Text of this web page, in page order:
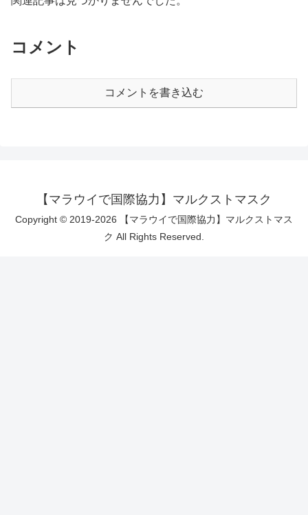
コメント
コメントを書き込む
【マラウイで国際協力】マルクストマスク
Copyright © 2019-2026 【マラウイで国際協力】マルクストマス
ク All Rights Reserved.